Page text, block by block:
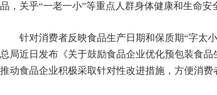
品，关乎“一老一小”等重点人群身体健康和生命安
针对消费者反映食品生产日期和保质期“字太小
总局近日发布《关于鼓励食品企业优化预包装食
推动食品企业积极采取针对性改进措施，方便消费